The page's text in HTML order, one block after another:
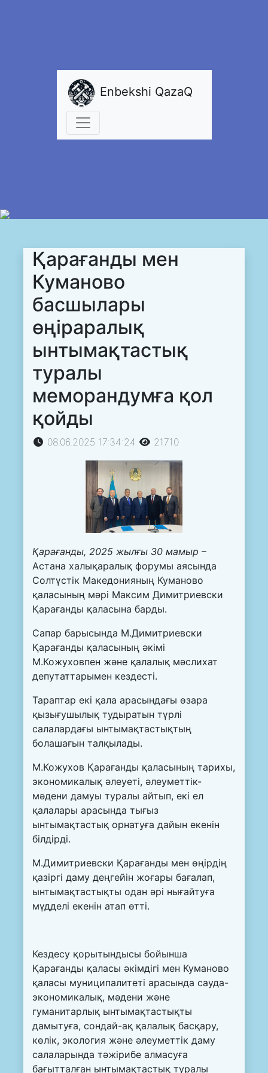
Enbekshi QazaQ
Қарағанды мен
Куманово
басшылары
өңіраралық
ынтымақтастық
туралы
меморандумға қол
қойды
08.06.2025 17:34:24 21710
Қарағанды, 2025 жылғы 30 мамыр –
Астана халықаралық форумы аясында
Солтүстік Македонияның Куманово
қаласының мәрі Максим Димитриевски
Қарағанды қаласына барды.
Сапар барысында М.Димитриевски
Қарағанды қаласының әкімі
М.Кожуховпен және қалалық мәслихат
депутаттарымен кездесті.
Тараптар екі қала арасындағы өзара
қызығушылық тудыратын түрлі
салалардағы ынтымақтастықтың
болашағын талқылады.
М.Кожухов Қарағанды қаласының тарихы,
экономикалық әлеуеті, әлеуметтік-
мәдени дамуы туралы айтып, екі ел
қалалары арасында тығыз
ынтымақтастық орнатуға дайын екенін
білдірді.
М.Димитриевски Қарағанды мен өңірдің
қазіргі даму деңгейін жоғары бағалап,
ынтымақтастықты одан әрі нығайтуға
мүдделі екенін атап өтті.
Кездесу қорытындысы бойынша
Қарағанды қаласы әкімдігі мен Куманово
қаласы муниципалитеті арасында сауда-
экономикалық, мәдени және
гуманитарлық ынтымақтастықты
дамытуға, сондай-ақ қалалық басқару,
көлік, экология және әлеуметтік даму
салаларында тәжірибе алмасуға
бағытталған ынтымақтастық туралы